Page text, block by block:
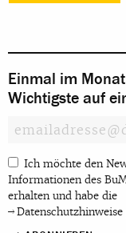
Einmal im
Wichtigste auf
Ich möchte den
Informationen des
erhalten und habe die
Datenschutzhinweise